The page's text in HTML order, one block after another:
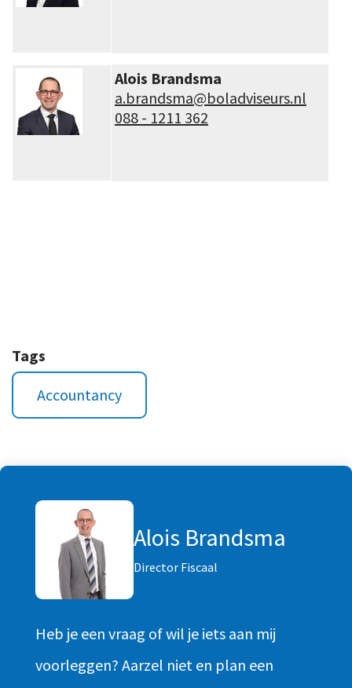
Alois Brandsma
a.brandsma@boladviseurs.nl
088 - 1211 362
Tags
Accountancy
Alois Brandsma
Director Fiscaal
Heb je een vraag of wil je iets aan mij
voorleggen? Aarzel niet en plan een